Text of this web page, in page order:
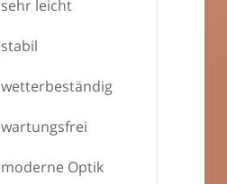
sehr leicht
stabil
wetterbeständig
wartungsfrei
moderne Optik